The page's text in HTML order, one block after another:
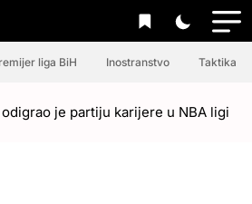
liga BiH Inostranstvo Taktika
odigrao je partiju karijere u NBA ligi